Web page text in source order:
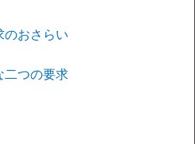
おさらい
つの要求